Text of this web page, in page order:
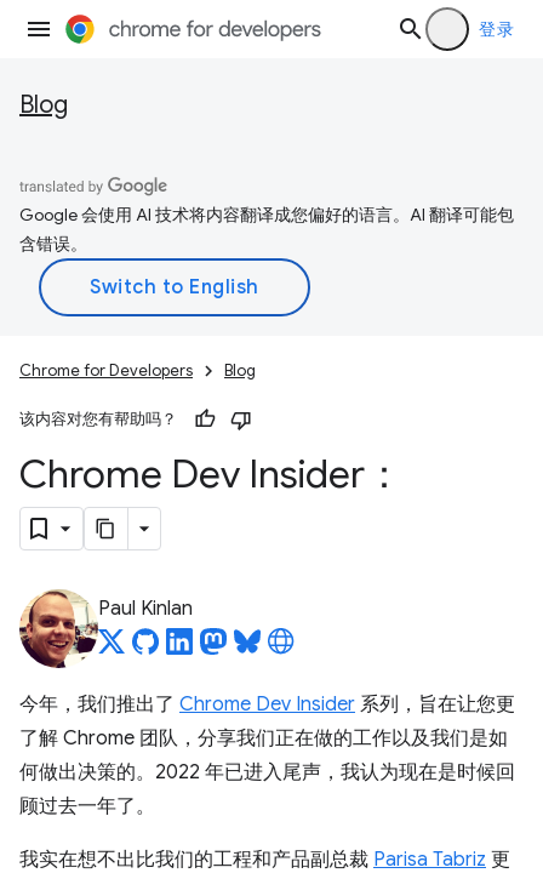
登录
Blog
Google 会使用 AI 技术将内容翻译成您偏好的语言。AI 翻译可能包
含错误。
Chrome for Developers Blog
该内容对您有帮助吗？
Chrome Dev Insider：
Paul Kinlan
今年，我们推出了 Chrome Dev Insider 系列，旨在让您更
了解 Chrome 团队，分享我们正在做的工作以及我们是如
何做出决策的。2022 年已进入尾声，我认为现在是时候回
顾过去一年了。
我实在想不出比我们的工程和产品副总裁 Parisa Tabriz 更